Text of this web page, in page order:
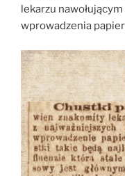
lekarzu
wprowadzenia